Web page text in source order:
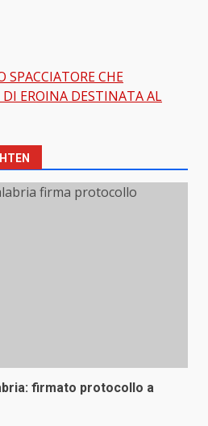
SPACCIATORE CHE
EROINA DESTINATA AL
firmato protocollo a